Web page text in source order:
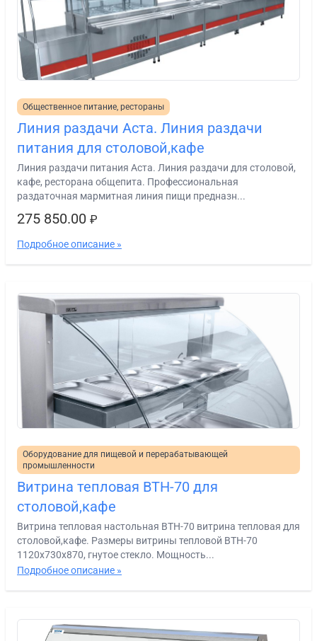
Общественное питание, рестораны
Линия раздачи Аста. Линия раздачи
питания для столовой,кафе
Линия раздачи питания Аста. Линия раздачи для столовой,
кафе, ресторана общепита. Профессиональная
раздаточная мармитная линия пищи предназн...
275 850.00 ₽
Подробное описание »
Оборудование для пищевой и перерабатывающей
промышленности
Витрина тепловая ВТН-70 для
столовой,кафе
Витрина тепловая настольная ВТН-70 витрина тепловая для
столовой,кафе. Размеры витрины тепловой ВТН-70
1120х730х870, гнутое стекло. Мощность...
Подробное описание »